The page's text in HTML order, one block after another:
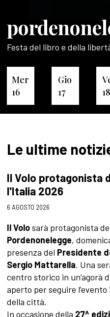
Festa del libro e della
Mer
16
Gio
17
18
Le ultime
Il Volo protagonista
l'Italia 2026
6 AGOSTO 2026
Il Volosarà protagonista
Pordenonelegge,
presenza del Presidente
Sergio Mattarella. Una
centro storico in un’agorà
aperto per seguire
della città.
In occasione della 27^